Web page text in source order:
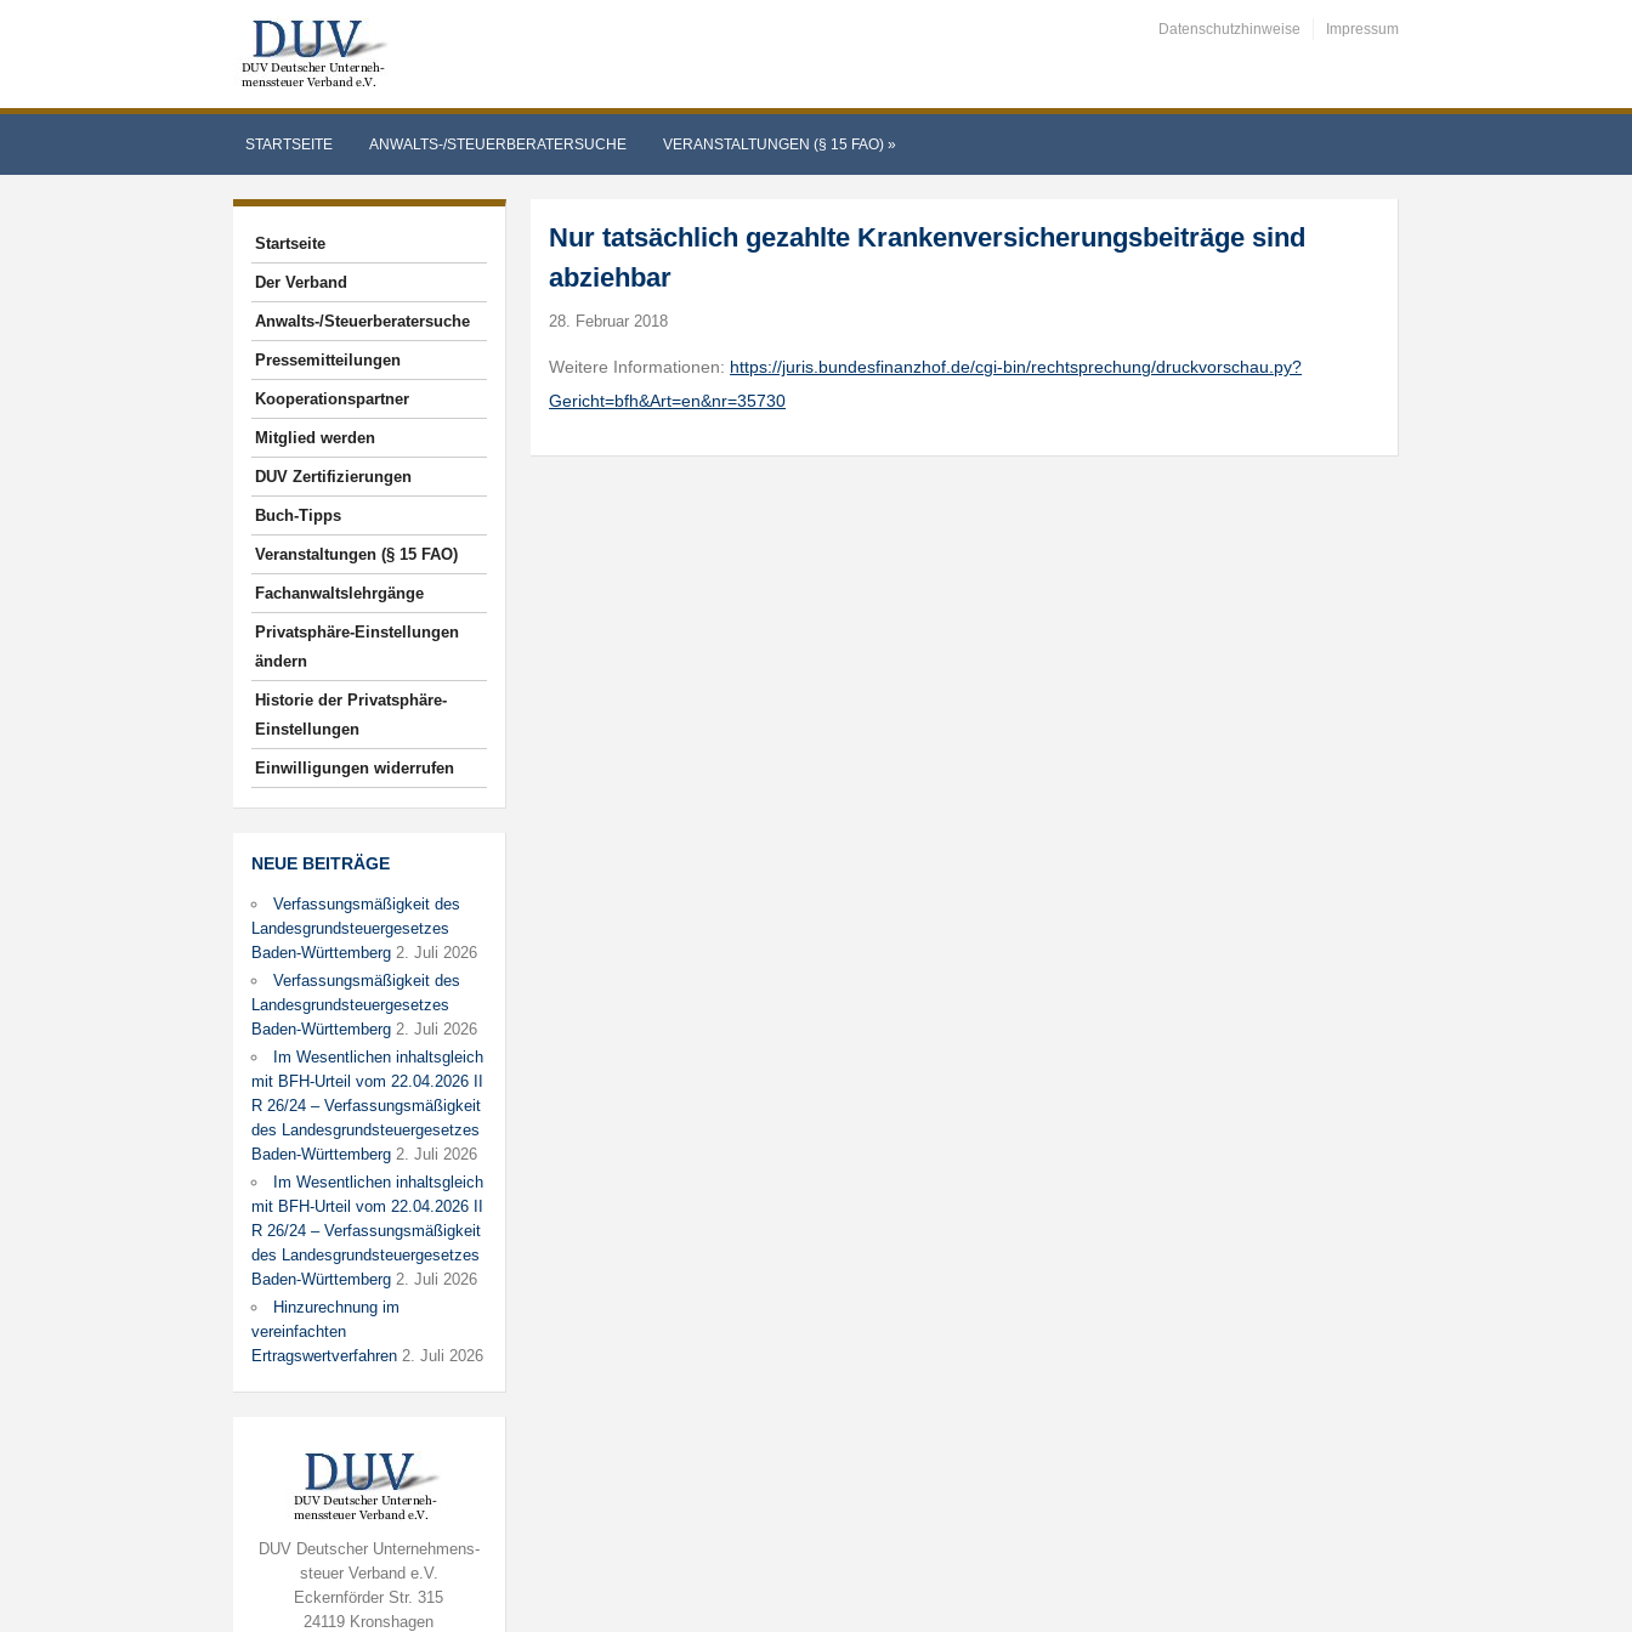
Datenschutzhinweise Impressum
STARTSEITE ANWALTS-/STEUERBERATERSUCHE VERANSTALTUNGEN (§ 15 FAO) »
Startseite
Der Verband
Anwalts-/Steuerberatersuche
Pressemitteilungen
Kooperationspartner
Mitglied werden
DUV Zertifizierungen
Buch-Tipps
Veranstaltungen (§ 15 FAO)
Fachanwaltslehrgänge
Privatsphäre-Einstellungen
ändern
Historie der Privatsphäre-
Einstellungen
Einwilligungen widerrufen
NEUE BEITRÄGE
Verfassungsmäßigkeit des
Landesgrundsteuergesetzes
Baden-Württemberg 2. Juli 2026
Verfassungsmäßigkeit des
Landesgrundsteuergesetzes
Baden-Württemberg 2. Juli 2026
Im Wesentlichen inhaltsgleich
mit BFH-Urteil vom 22.04.2026 II
R 26/24 – Verfassungsmäßigkeit
des Landesgrundsteuergesetzes
Baden-Württemberg 2. Juli 2026
Im Wesentlichen inhaltsgleich
mit BFH-Urteil vom 22.04.2026 II
R 26/24 – Verfassungsmäßigkeit
des Landesgrundsteuergesetzes
Baden-Württemberg 2. Juli 2026
Hinzurechnung im
vereinfachten
Ertragswertverfahren 2. Juli 2026
DUV Deutscher Unternehmens-
steuer Verband e.V.
Eckernförder Str. 315
24119 Kronshagen
Nur tatsächlich gezahlte Krankenversicherungsbeiträge sind
abziehbar
28. Februar 2018
Weitere Informationen: https://juris.bundesfinanzhof.de/cgi-bin/rechtsprechung/druckvorschau.py?
Gericht=bfh&Art=en&nr=35730